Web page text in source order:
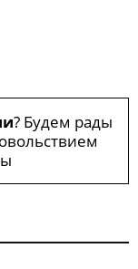
? Будем рады